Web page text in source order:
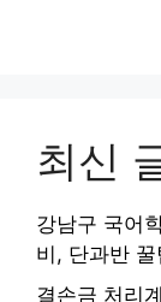
최신
강남구 국어
비, 단과반
결손금 처리